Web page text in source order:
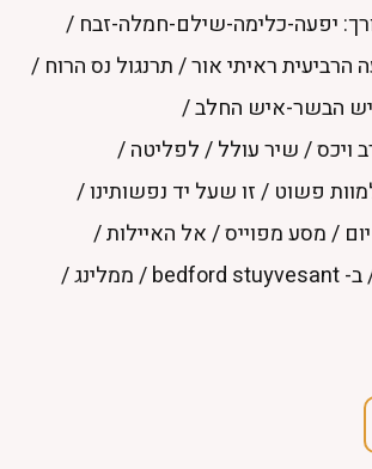
יפעה-כלימה-שילם-חמלה-זבח /
הרביעית ראיתי אור/תרנגול נס הרוח /
הבשר-איש החלב/
ויכס/שיר עולל/לפליטה/
פשוט /זו שעל יד נפשותינו/
/מסע מפוייס/אל האיילות/
ב- bedford stuyvesant /ממלינג/